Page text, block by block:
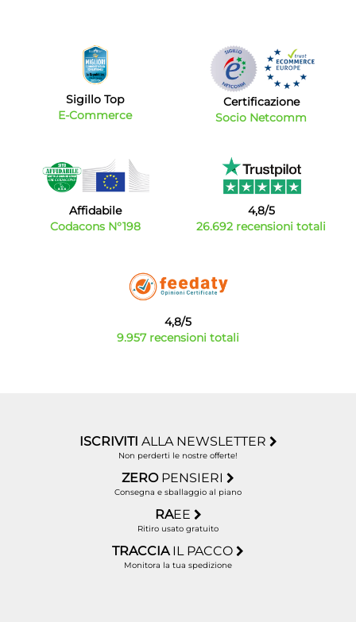
Sigillo Top
E-Commerce
Certificazione
Socio Netcomm
Affidabile
Codacons N°198
4,8/5
26.692 recensioni totali
4,8/5
9.957 recensioni totali
ISCRIVITI ALLA NEWSLETTER
Non perderti le nostre offerte!
ZERO PENSIERI
Consegna e sballaggio al piano
RAEE
Ritiro usato gratuito
TRACCIA IL PACCO
Monitora la tua spedizione